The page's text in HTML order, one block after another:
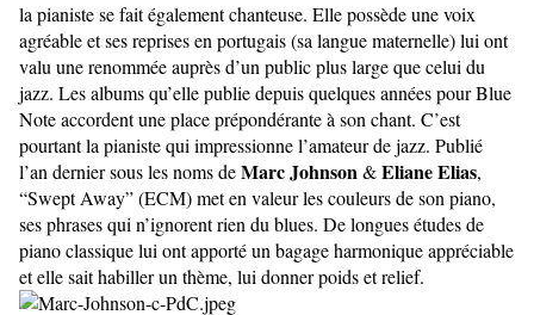
la pianiste se fait également chanteuse. Elle possède une voix
agréable et ses reprises en portugais (sa langue maternelle) lui ont
valu une renommée auprès d’un public plus large que celui du
jazz. Les albums qu’elle publie depuis quelques années pour Blue
Note accordent une place prépondérante à son chant. C’est
pourtant la pianiste qui impressionne l’amateur de jazz. Publié
l’an dernier sous les noms deMarc Johnson&Eliane Elias,
“Swept Away” (ECM) met en valeur les couleurs de son piano,
ses phrases qui n’ignorent rien du blues. De longues études de
piano classique lui ont apporté un bagage harmonique appréciable
et elle sait habiller un thème, lui donner poids et relief.